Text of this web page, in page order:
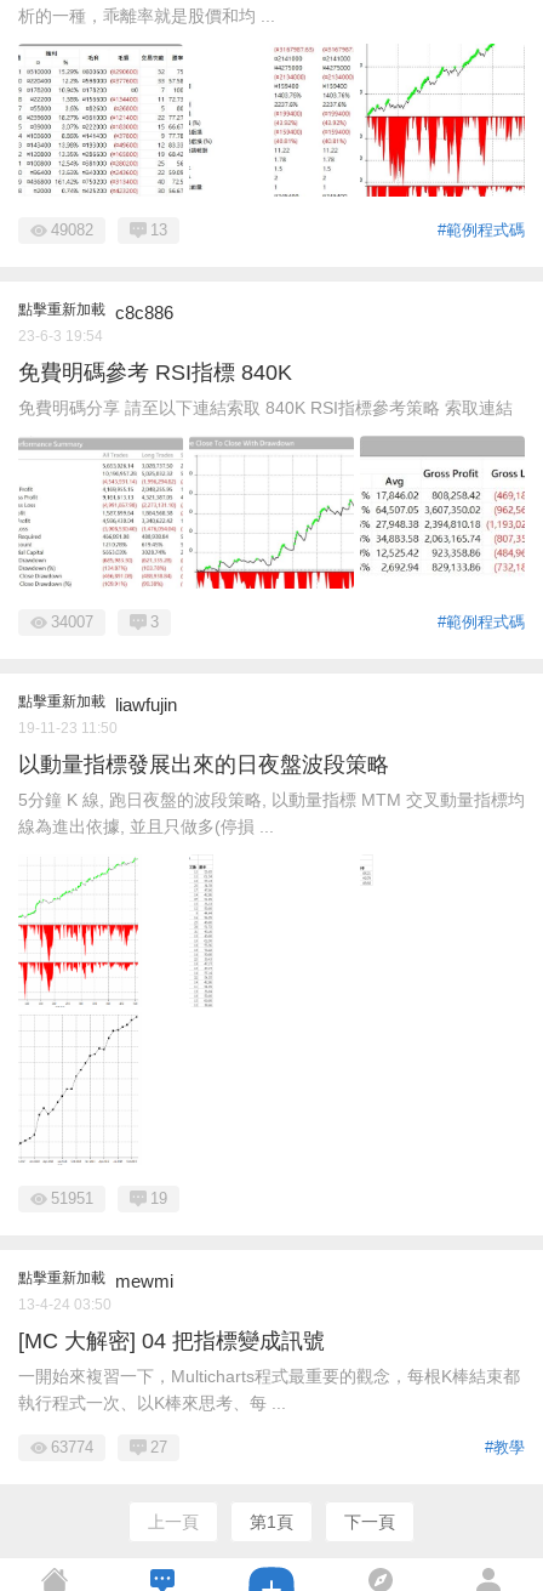
析的一種，乖離率就是股價和均 ...
#範例程式碼
49082 13
點擊重新加載 c8c886
23-6-3 19:54
免費明碼參考 RSI指標 840K
免費明碼分享 請至以下連結索取 840K RSI指標參考策略 索取連結
#範例程式碼
34007 3
點擊重新加載 liawfujin
19-11-23 11:50
以動量指標發展出來的日夜盤波段策略
5分鐘 K 線, 跑日夜盤的波段策略, 以動量指標 MTM 交叉動量指標均
線為進出依據, 並且只做多(停損 ...
51951 19
點擊重新加載 mewmi
13-4-24 03:50
[MC 大解密] 04 把指標變成訊號
一開始來複習一下，Multicharts程式最重要的觀念，每根K棒結束都
執行程式一次、以K棒來思考、每 ...
#教學
63774 27
上一頁 第1頁 下一頁